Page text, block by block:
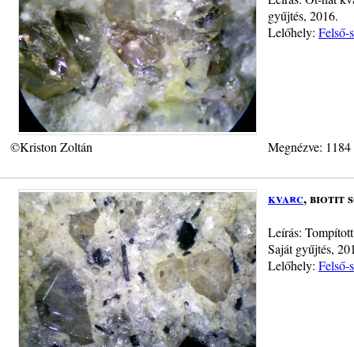
gyűjtés, 2016.
Lelőhely: Felső-
©Kriston Zoltán Megnézve:
kvarc, biotit
Leírás:
Saját gyűjtés,
Lelőhely: Felső-